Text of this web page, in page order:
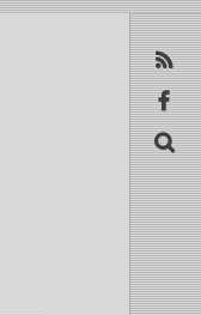
RSS
Facebook
Recerca